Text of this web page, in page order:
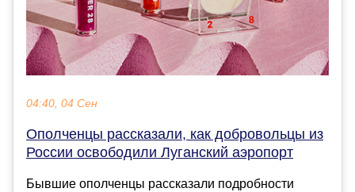
04:40, 04 Сен
Ополченцы рассказали, как добровольцы из
России освободили Луганский аэропорт
Бывшие ополченцы рассказали подробности